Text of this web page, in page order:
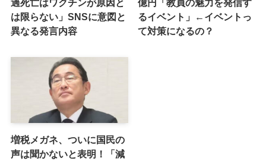
は限らない」SNSに意図と
異なる発言内容
るイベント」←イベントっ
て対策になるの？
増税メガネ、ついに国民の
声は聞かないと表明！「減